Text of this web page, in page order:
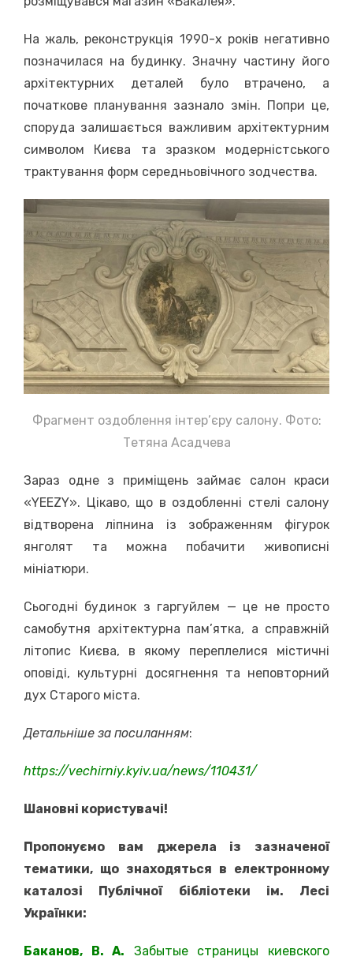
На жаль, реконструкція 1990-х років негативно
позначилася на будинку. Значну частину його
архітектурних деталей було втрачено, а
початкове планування зазнало змін. Попри це,
споруда залишається важливим архітектурним
символом Києва та зразком модерністського
трактування форм середньовічного зодчества.
Фрагмент оздоблення інтер’єру салону. Фото:
Тетяна Асадчева
Зараз одне з приміщень займає салон краси
«YEEZY». Цікаво, що в оздобленні стелі салону
відтворена ліпнина із зображенням фігурок
янголят та можна побачити живописні
мініатюри.
Сьогодні будинок з гаргуйлем — це не просто
самобутня архітектурна пам’ятка, а справжній
літопис Києва, в якому переплелися містичні
оповіді, культурні досягнення та неповторний
дух Старого міста.
Детальніше за посиланням:
https://vechirniy.kyiv.ua/news/110431/
Шановні користувачі!
Пропонуємо вам джерела із зазначеної
тематики, що знаходяться в електронному
каталозі Публічної бібліотеки ім. Лесі
Українки:
Баканов, В. А. Забытые страницы киевского